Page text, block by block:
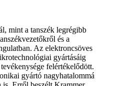
mint a tanszék legrégibb
és a
Az elektroncsöves
gyártásáig
felértékelődött.
gyártó nagyhatalommá